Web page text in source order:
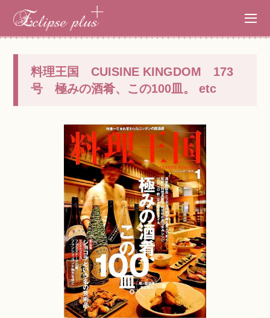
料理王国 CUISINE KINGDOM 173
号 極みの酒肴、この100皿。 etc